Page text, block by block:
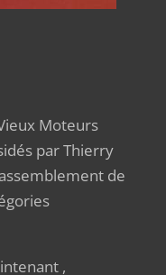
Moteurs
par Thierry
de
,